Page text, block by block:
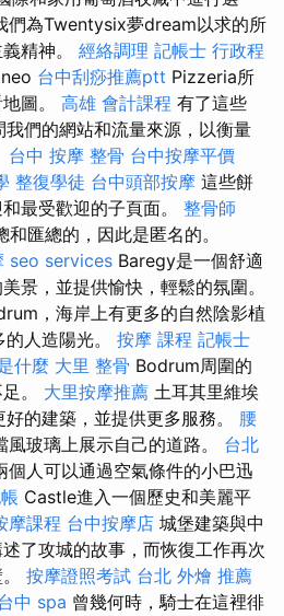
們為Twentysix夢dream以求的所
精神。 經絡調理 記帳士 行政程
台中刮痧推薦ptt Pizzeria所
圖。 高雄 會計課程 有了這些
們的網站和流量來源，以衡量
台中 按摩 整骨 台中按摩平價
整復學徒 台中頭部按摩 這些餅
最受歡迎的子頁面。 整骨師
匯總的，因此是匿名的。
seo services Baregy是一個舒適
景，並提供愉快，輕鬆的氛圍。
，海岸上有更多的自然陰影植
人造陽光。 按摩 課程 記帳士
什麼 大里 整骨 Bodrum周圍的
。 大里按摩推薦 土耳其里維埃
的建築，並提供更多服務。 腰
玻璃上展示自己的道路。 台北
個人可以通過空氣條件的小巴迅
Castle進入一個歷史和美麗平
摩課程 台中按摩店 城堡建築與中
了攻城的故事，而恢復工作再次
按摩證照考試 台北 外燴 推薦
中 spa 曾幾何時，騎士在這裡徘